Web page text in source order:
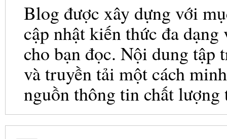
Blog được xây dựng với
cập nhật kiến thức đa
cho bạn đọc. Nội dung tập
và truyền tải một cách
nguồn thông tin chất